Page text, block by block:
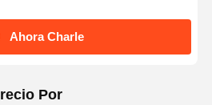
Ahora Charle
Por